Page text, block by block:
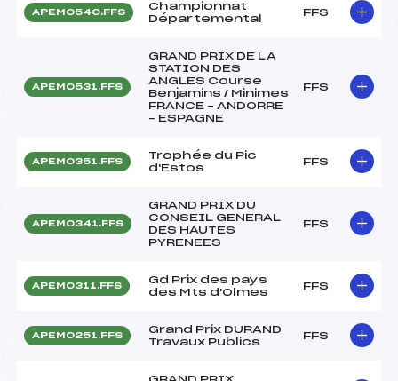
APEM0540.FFS
Championnat
Départemental
FFS
APEM0531.FFS
GRAND PRIX DE LA
STATION DES
ANGLES Course
Benjamins / Minimes
FRANCE – ANDORRE
– ESPAGNE
FFS
APEM0351.FFS
Trophée du Pic
d'Estos
FFS
APEM0341.FFS
GRAND PRIX DU
CONSEIL GENERAL
DES HAUTES
PYRENEES
FFS
APEM0311.FFS
Gd Prix des pays
des Mts d'Olmes
FFS
APEM0251.FFS
Grand Prix DURAND
Travaux Publics
FFS
GRAND PRIX